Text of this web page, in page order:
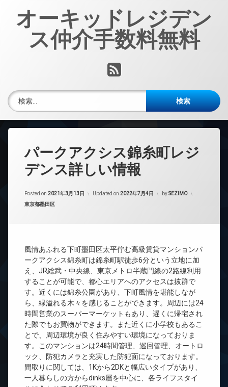
オーキッドレジデン
ス仲介手数料無料
RSS
検索:
パークアクシス錦糸町レジ
デンス詳しい情報
Posted on 2021年3月13日 Updated on 2022年7月4日 bySEZIMO
カテゴリー:
東京都墨田区
風情あふれる下町墨田区太平佇む高級賃貸マンションパ
ークアクシス錦糸町は錦糸町駅徒歩6分という立地に加
え、JR総武・中央線、東京メトロ半蔵門線の2路線利用
することが可能で、都心エリアへのアクセスは抜群で
す。近くには錦糸公園があり、下町風情を堪能しなが
ら、緑溢れる木々を感じることができます。周辺には24
時間営業のスーパーマーケットもあり、遅くに帰宅され
た際でもお買物ができます。また近くに小学校もあるこ
とで、周辺環境が良く住みやすい環境になっておりま
す。このマンションは24時間管理、巡回管理、オートロ
ック、防犯カメラと充実した防犯面になっております。
間取りに関しては、1Kから2DKと幅広いタイプがあり、
一人暮らしの方からdinks層を中心に、各ライフスタイ